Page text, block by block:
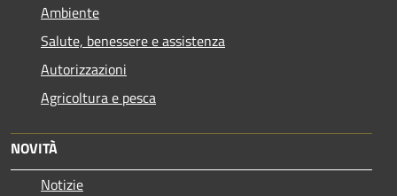
Ambiente
Salute, benessere e assistenza
Autorizzazioni
Agricoltura e pesca
NOVITÀ
Notizie